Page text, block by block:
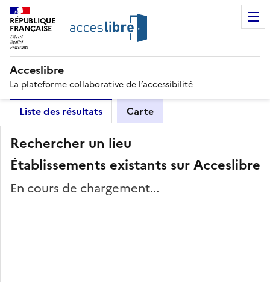
RÉPUBLIQUE
FRANÇAISE
Acceslibre
La plateforme collaborative de l’accessibilité
Liste des résultats Carte
Rechercher un lieu
Établissements existants sur Acceslibre
En cours de chargement...